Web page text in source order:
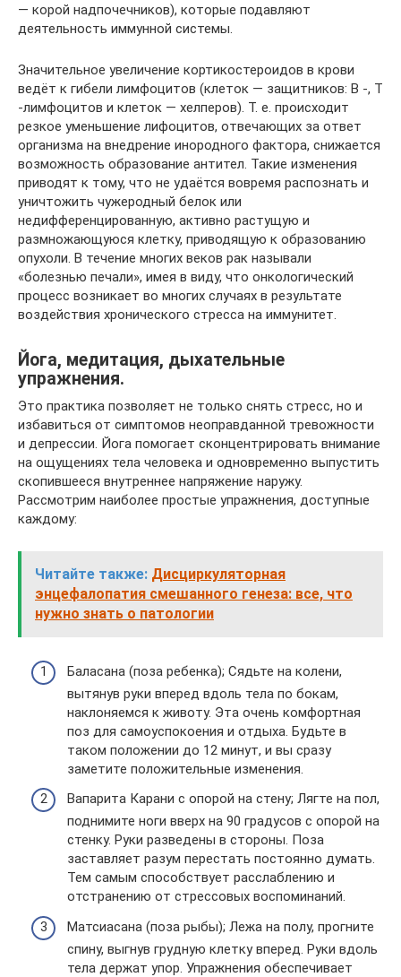
— корой надпочечников), которые подавляют
деятельность иммунной системы.
Значительное увеличение кортикостероидов в крови
ведёт к гибели лимфоцитов (клеток — защитников: В -, Т
-лимфоцитов и клеток — хелперов). Т. е. происходит
резкое уменьшение лифоцитов, отвечающих за ответ
организма на внедрение инородного фактора, снижается
возможность образование антител. Такие изменения
приводят к тому, что не удаётся вовремя распознать и
уничтожить чужеродный белок или
недифференцированную, активно растущую и
размножающуюся клетку, приводящую к образованию
опухоли. В течение многих веков рак называли
«болезнью печали», имея в виду, что онкологический
процесс возникает во многих случаях в результате
воздействия хронического стресса на иммунитет.
Йога, медитация, дыхательные
упражнения.
Это практика позволяет не только снять стресс, но и
избавиться от симптомов неоправданной тревожности
и депрессии. Йога помогает сконцентрировать внимание
на ощущениях тела человека и одновременно выпустить
скопившееся внутреннее напряжение наружу.
Рассмотрим наиболее простые упражнения, доступные
каждому:
Читайте также: Дисциркуляторная
энцефалопатия смешанного генеза: все, что
нужно знать о патологии
Баласана (поза ребенка); Сядьте на колени,
вытянув руки вперед вдоль тела по бокам,
наклоняемся к животу. Эта очень комфортная
поз для самоуспокоения и отдыха. Будьте в
таком положении до 12 минут, и вы сразу
заметите положительные изменения.
Вапарита Карани с опорой на стену; Лягте на пол,
поднимите ноги вверх на 90 градусов с опорой на
стенку. Руки разведены в стороны. Поза
заставляет разум перестать постоянно думать.
Тем самым способствует расслаблению и
отстранению от стрессовых воспоминаний.
Матсиасана (поза рыбы); Лежа на полу, прогните
спину, выгнув грудную клетку вперед. Руки вдоль
тела держат упор. Упражнения обеспечивает